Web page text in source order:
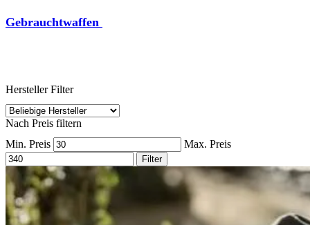
Gebrauchtwaffen
Hersteller Filter
Nach Preis filtern
Min. Preis
Max. Preis
Filter